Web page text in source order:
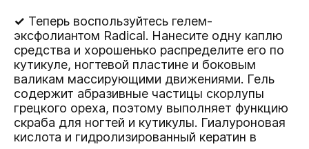
✓ Теперь воспользуйтесь гелем-
эксфолиантом Radical. Нанесите одну каплю
средства и хорошенько распределите его по
кутикуле, ногтевой пластине и боковым
валикам массирующими движениями. Гель
содержит абразивные частицы скорлупы
грецкого ореха, поэтому выполняет функцию
скраба для ногтей и кутикулы. Гиалуроновая
кислота и гидролизированный кератин в